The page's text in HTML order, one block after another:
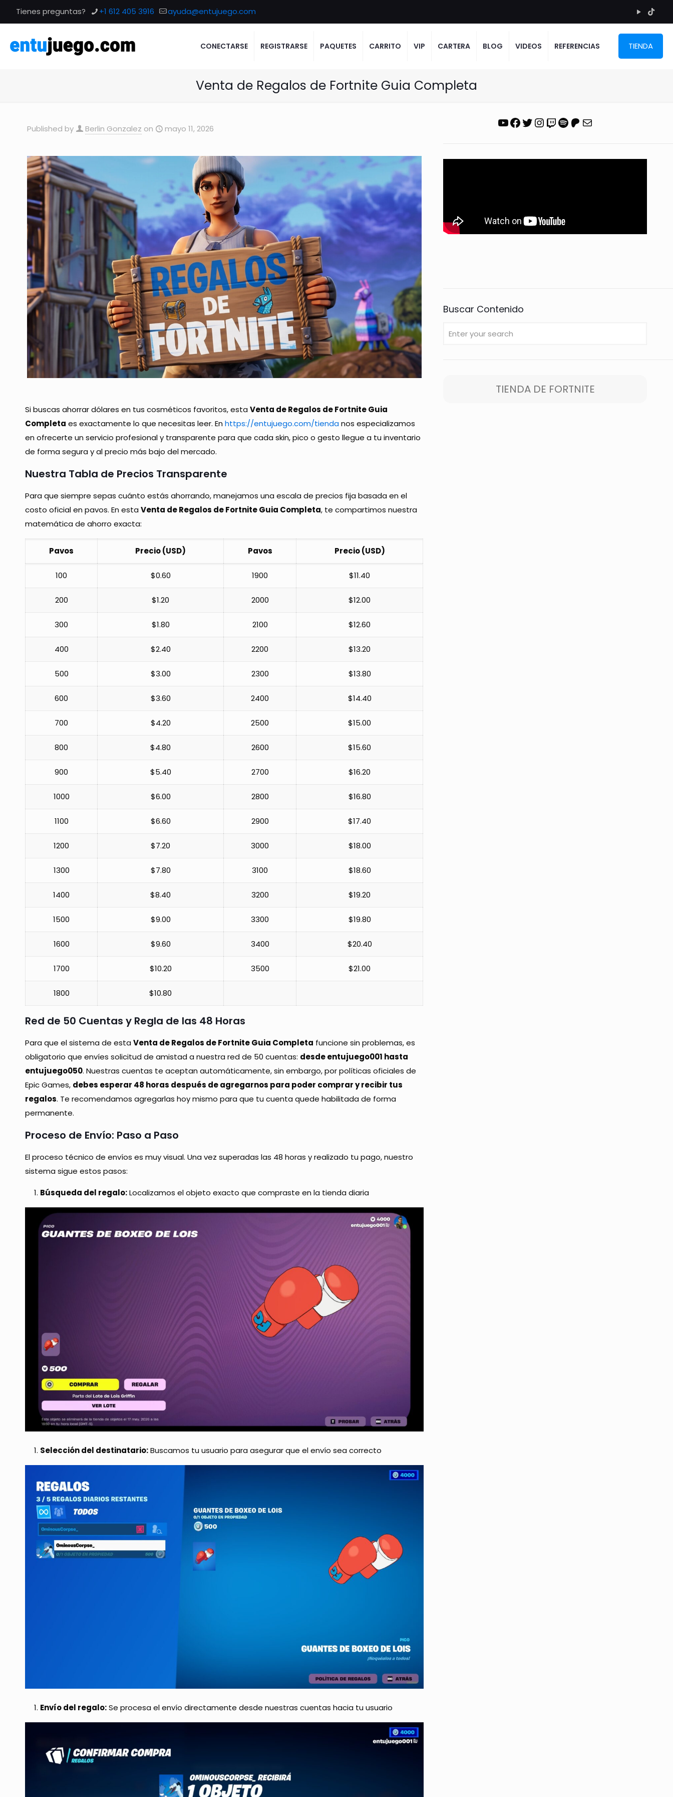
Tienes preguntas? +1 612 405 3916 ayuda@entujuego.com
CONECTARSE REGISTRARSE PAQUETES CARRITO VIP CARTERA BLOG VIDEOS REFERENCIAS TIENDA
Venta de Regalos de Fortnite Guia Completa
Published by Berlin Gonzalez on mayo 11, 2026
Si buscas ahorrar dólares en tus cosméticos favoritos, estaVenta de Regalos de Fortnite Guia
Completa es exactamente lo que necesitas leer. Enhttps://entujuego.com/tiendanos especializamos
en ofrecerte un servicio profesional y transparente para que cada skin, pico o gesto llegue a tu inventario
de forma segura y al precio más bajo del mercado.
Nuestra Tabla de Precios Transparente
Para que siempre sepas cuánto estás ahorrando, manejamos una escala de precios fija basada en el
costo oficial en pavos. En estaVenta de Regalos de Fortnite Guia Completa, te compartimos nuestra
matemática de ahorro exacta:
Pavos Precio (USD) Pavos Precio (USD)
100 $0.60 1900 $11.40
200 $1.20 2000 $12.00
300 $1.80 2100 $12.60
400 $2.40 2200 $13.20
500 $3.00 2300 $13.80
600 $3.60 2400 $14.40
700 $4.20 2500 $15.00
800 $4.80 2600 $15.60
900 $5.40 2700 $16.20
1000 $6.00 2800 $16.80
1100 $6.60 2900 $17.40
1200 $7.20 3000 $18.00
1300 $7.80 3100 $18.60
1400 $8.40 3200 $19.20
1500 $9.00 3300 $19.80
1600 $9.60 3400 $20.40
1700 $10.20 3500 $21.00
1800 $10.80
Red de 50 Cuentas y Regla de las 48 Horas
Para que el sistema de estaVenta de Regalos de Fortnite Guia Completa funcione sin problemas, es
obligatorio que envíes solicitud de amistad a nuestra red de 50 cuentas: desde entujuego001 hasta
entujuego050. Nuestras cuentas te aceptan automáticamente, sin embargo, por políticas oficiales de
Epic Games, debes esperar 48 horas después de agregarnos para poder comprar y recibir tus
regalos. Te recomendamos agregarlas hoy mismo para que tu cuenta quede habilitada de forma
permanente.
Proceso de Envío: Paso a Paso
El proceso técnico de envíos es muy visual. Una vez superadas las 48 horas y realizado tu pago, nuestro
sistema sigue estos pasos:
Búsqueda del regalo:Localizamos el objeto exacto que compraste en la tienda diaria
Selección del destinatario:Buscamos tu usuario para asegurar que el envío sea correcto
Envío del regalo:Se procesa el envío directamente desde nuestras cuentas hacia tu usuario
YouTube
Facebook
Twitter
Instagram
Twitch
Spotify
Patreon
Correo electrónico
Buscar Contenido
TIENDA DE FORTNITE